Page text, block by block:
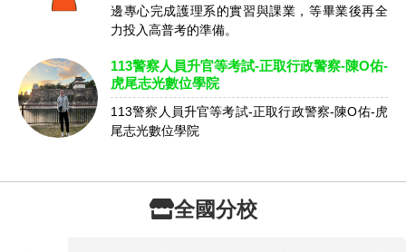
邊專心完成護理系的實習與課業，等畢業後再全
力投入高普考的準備。
113警察人員升官等考試-正取行政警察-陳O佑-
虎尾志光數位學院
113警察人員升官等考試-正取行政警察-陳O佑-虎
尾志光數位學院
全國分校